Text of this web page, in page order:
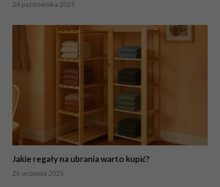
24 października 2025
Jakie regały na ubrania warto kupić?
26 września 2025